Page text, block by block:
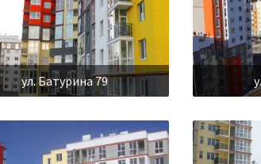
ул. Батурина 79